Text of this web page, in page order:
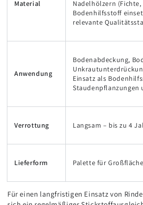
Material
Nadelhölzern (Fichte,
Bodenhilfsstoff
relevante
Anwendung
Bodenabdeckung,
Einsatz als
Staudenpflanzungen
Verrottung Langsam – bis zu 4
Lieferform Palette für
Für einen langfristigen Einsatz von